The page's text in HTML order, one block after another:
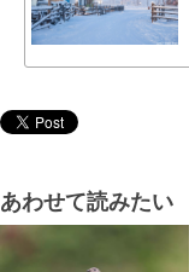
あわせて読みたい